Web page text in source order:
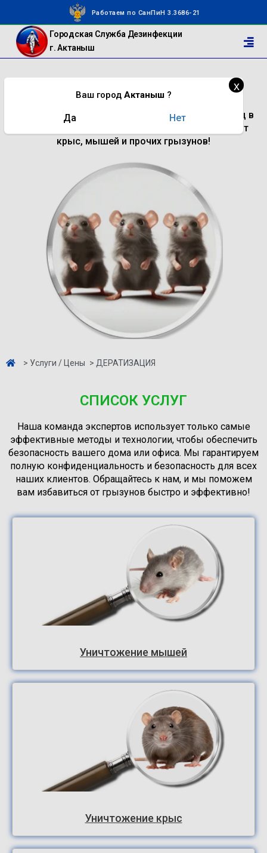
Работаем по СанПиН 3.3686-21
Городская Служба Дезинфекции
г. Актаныш
Профессиональная дератизация для частных лиц в
городе Актаныш — лучший способ избавиться от
крыс, мышей и прочих грызунов!
> Услуги / Цены > ДЕРАТИЗАЦИЯ
СПИСОК УСЛУГ
Наша команда экспертов использует только самые
эффективные методы и технологии, чтобы обеспечить
безопасность вашего дома или офиса. Мы гарантируем
полную конфиденциальность и безопасность для всех
наших клиентов. Обращайтесь к нам, и мы поможем
вам избавиться от грызунов быстро и эффективно!
Уничтожение мышей
Уничтожение крыс
Ваш городАктаныш ?
Да Нет
х